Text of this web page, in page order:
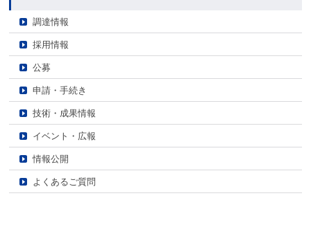
調達情報
採用情報
公募
申請・手続き
技術・成果情報
イベント・広報
情報公開
よくあるご質問